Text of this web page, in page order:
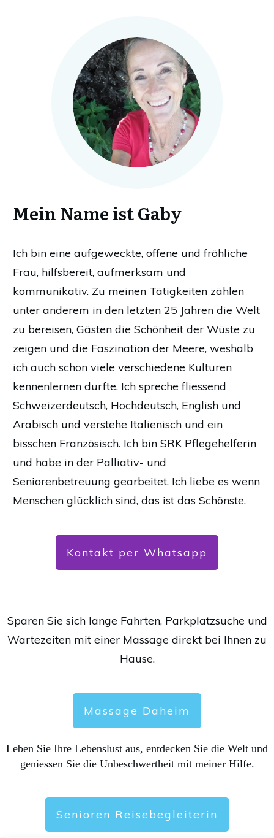
Mein Name ist Gaby
Ich bin eine aufgeweckte, offene und fröhliche
Frau, hilfsbereit, aufmerksam und
kommunikativ. Zu meinen Tätigkeiten zählen
unter anderem in den letzten 25 Jahren die Welt
zu bereisen, Gästen die Schönheit der Wüste zu
zeigen und die Faszination der Meere, weshalb
ich auch schon viele verschiedene Kulturen
kennenlernen durfte. Ich spreche fliessend
Schweizerdeutsch, Hochdeutsch, English und
Arabisch und verstehe Italienisch und ein
bisschen Französisch. Ich bin SRK Pflegehelferin
und habe in der Palliativ- und
Seniorenbetreuung gearbeitet. Ich liebe es wenn
Menschen glücklich sind, das ist das Schönste.
Kontakt per Whatsapp
Sparen Sie sich lange Fahrten, Parkplatzsuche und
Wartezeiten mit einer Massage direkt bei Ihnen zu
Hause.
Massage Daheim
Leben Sie Ihre Lebenslust aus, entdecken Sie die Welt und
geniessen Sie die Unbeschwertheit mit meiner Hilfe.
Senioren Reisebegleiterin